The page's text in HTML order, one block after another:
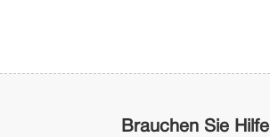
Brauchen Sie